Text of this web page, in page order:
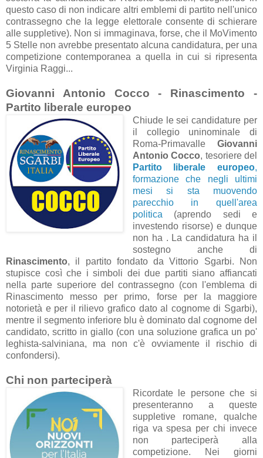
questo caso di non indicare altri emblemi di partito nell'unico
contrassegno che la legge elettorale consente di schierare
alle suppletive). Non si immaginava, forse, che il MoVimento
5 Stelle non avrebbe presentato alcuna candidatura, per una
competizione contemporanea a quella in cui si ripresenta
Virginia Raggi...
Giovanni Antonio Cocco - Rinascimento -
Partito liberale europeo
Chiude le sei candidature per
il collegio uninominale di
Roma-Primavalle Giovanni
Antonio Cocco, tesoriere del
Partito liberale europeo,
formazione che negli ultimi
mesi si sta muovendo
parecchio in quell'area
politica (aprendo sedi e
investendo risorse) e dunque
non ha . La candidatura ha il
sostegno anche di
Rinascimento, il partito fondato da Vittorio Sgarbi. Non
stupisce così che i simboli dei due partiti siano affiancati
nella parte superiore del contrassegno (con l'emblema di
Rinascimento messo per primo, forse per la maggiore
notorietà e per il rilievo grafico dato al cognome di Sgarbi),
mentre il segmento inferiore blu è dominato dal cognome del
candidato, scritto in giallo (con una soluzione grafica un po'
leghista-salviniana, ma non c'è ovviamente il rischio di
confondersi).
Chi non parteciperà
Ricordate le persone che si
presenteranno a queste
suppletive romane, qualche
riga va spesa per chi invece
non parteciperà alla
competizione. Nei giorni